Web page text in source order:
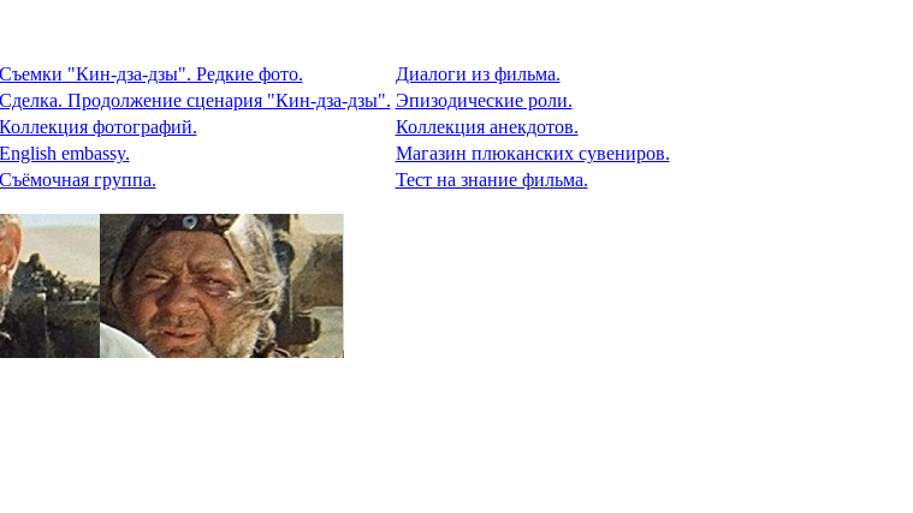
Съемки "Кин-дза-дзы". Редкие фото.
Диалоги из фильма.
Сделка. Продолжение сценария "Кин-дза-дзы". Эпизодические роли.
Коллекция фотографий.
Коллекция анекдотов.
English embassy.
Магазин плюканских сувениров.
Съёмочная группа. Тест на знание фильма.